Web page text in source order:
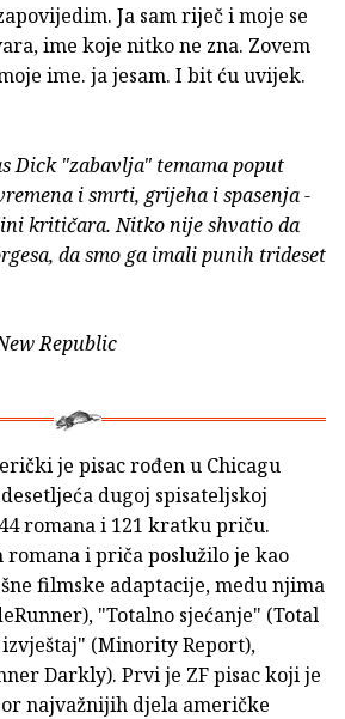
Ja sam riječ i moje se
ime koje nitko ne zna. Zovem
ime. ja jesam. I bit ću uvijek.
Dick "zabavlja" temama poput
i smrti, grijeha i spasenja -
kritičara. Nitko nije shvatio da
da smo ga imali punih trideset
Republic
je pisac rođen u Chicagu
dugoj spisateljskoj
romana i 121 kratku priču.
romana i priča poslužilo je kao
filmske adaptacije, medu njima
"Totalno sjećanje" (Total
(Minority Report),
Darkly). Prvi je ZF pisac koji je
najvažnijih djela američke